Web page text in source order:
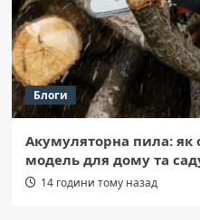
Блоги
Акумуляторна пила:
модель для дому та
14 години тому назад